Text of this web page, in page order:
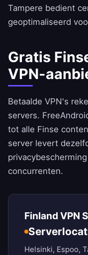
Tampere bedient
geoptimaliseerd
Gratis
VPN-
Betaalde VPN's
servers.
tot alle Finse
server levert
concurrenten.
Finland VPN
Helsinki, Espoo,